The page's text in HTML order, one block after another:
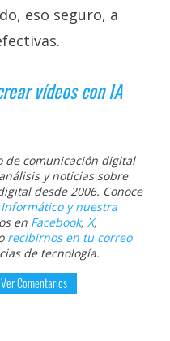
eso seguro, a
vídeos con IA
de comunicación digital
y noticias sobre
desde 2006. Conoce
y nuestra
en Facebook, X,
recibirnos en tu correo
de tecnología.
Ver Comentarios